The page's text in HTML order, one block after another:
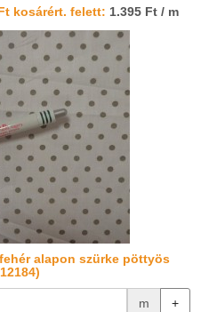
kosárért. felett: 1.395 Ft / m
alapon szürke pöttyös
m +